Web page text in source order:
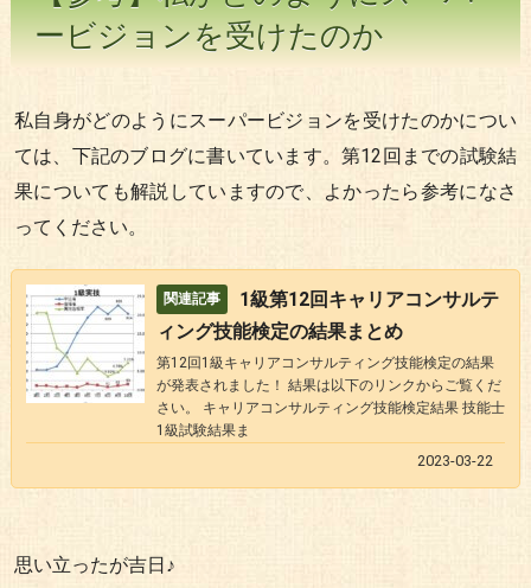
ービジョンを受けたのか
私自身がどのようにスーパービジョンを受けたのかについ
ては、下記のブログに書いています。第12回までの試験結
果についても解説していますので、よかったら参考になさ
ってください。
1級第12回キャリアコンサルテ
ィング技能検定の結果まとめ
第12回1級キャリアコンサルティング技能検定の結果
が発表されました！ 結果は以下のリンクからご覧くだ
さい。 キャリアコンサルティング技能検定結果 技能士
1級試験結果ま
2023-03-22
思い立ったが吉日♪